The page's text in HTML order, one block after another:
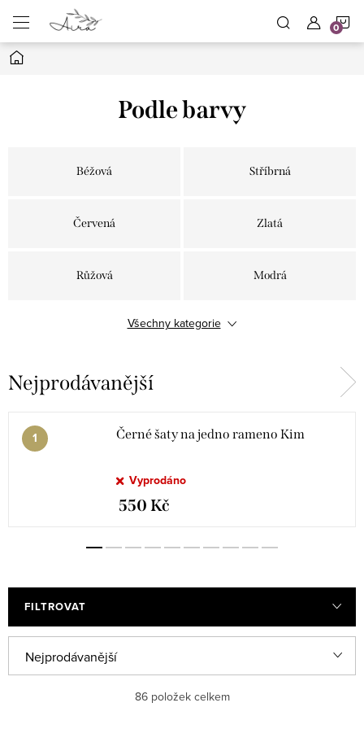
obsah
Domů
Podle barvy
Béžová Stříbrná
Červená Zlatá
Růžová Modrá
Zelená
Vínová
Všechny kategorie
Nejprodávanější
Černé šaty na jedno rameno Kim
Vyprodáno
550 Kč
FILTROVAT
ý
a
Nejprodávanější
86položek celkem